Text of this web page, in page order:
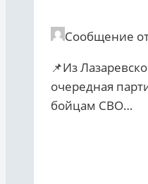
Сообщение
📌Из
очередная
бойцам СВО…